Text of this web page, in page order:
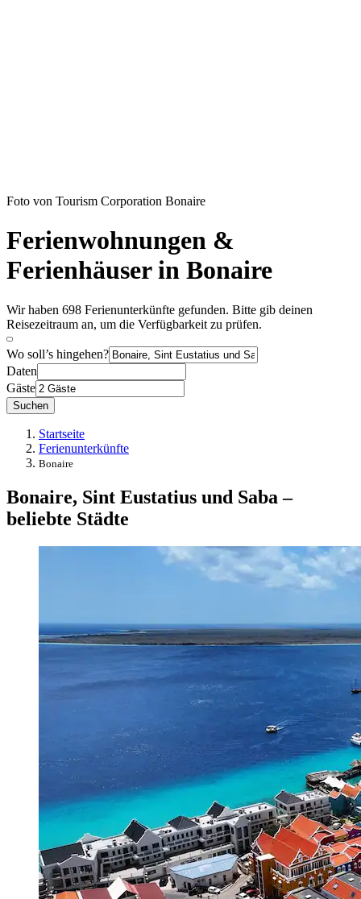
Foto von Tourism Corporation Bonaire
Ferienwohnungen &
Ferienhäuser in Bonaire
Wir haben 698 Ferienunterkünfte gefunden. Bitte gib deinen
Reisezeitraum an, um die Verfügbarkeit zu prüfen.
Wo soll’s hingehen?
Daten
Gäste
Suchen
Startseite
Ferienunterkünfte
Bonaire
Bonaire, Sint Eustatius und Saba –
beliebte Städte